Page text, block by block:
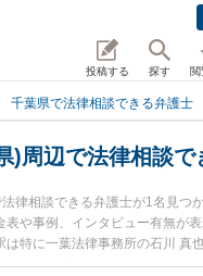
投稿する 探す
千葉県で法律相談できる弁護士
)周辺で法律相談で
律相談できる弁護士が1名見つ
表や事例、インタビュー有無が
は特に一葉法律事務所の石川 真
みなどが注目されています。『